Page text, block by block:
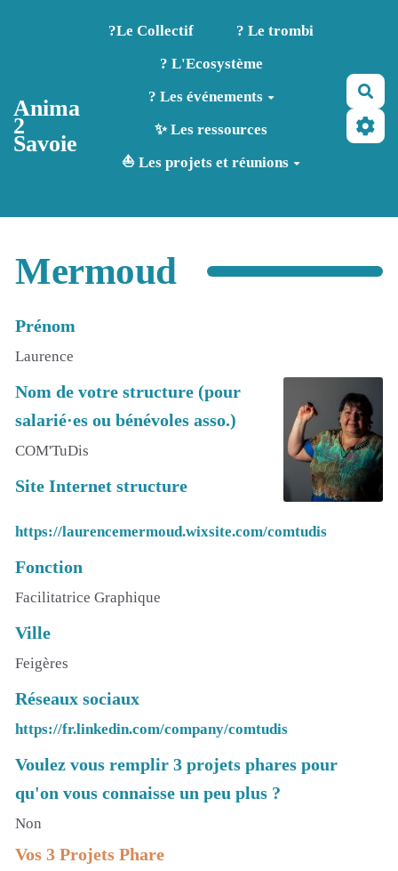
Aller au contenu principal
Anima
2
Savoie
?️Le Collectif
? Le trombi
? L'Ecosystème
? Les événements
✨ Les ressources
⛵ Les projets et réunions
Mermoud
Prénom
Laurence
Nom de votre structure (pour
salarié·es ou bénévoles asso.)
COM'TuDis
Site Internet structure
https://laurencemermoud.wixsite.com/comtudis
Fonction
Facilitatrice Graphique
Ville
Feigères
Réseaux sociaux
https://fr.linkedin.com/company/comtudis
Voulez vous remplir 3 projets phares pour
qu'on vous connaisse un peu plus ?
Non
Vos 3 Projets Phare